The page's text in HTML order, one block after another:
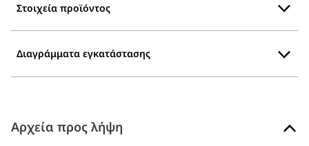
Στοιχεία προϊόντος
Διαγράμματα εγκατάστασης
Αρχεία προς λήψη